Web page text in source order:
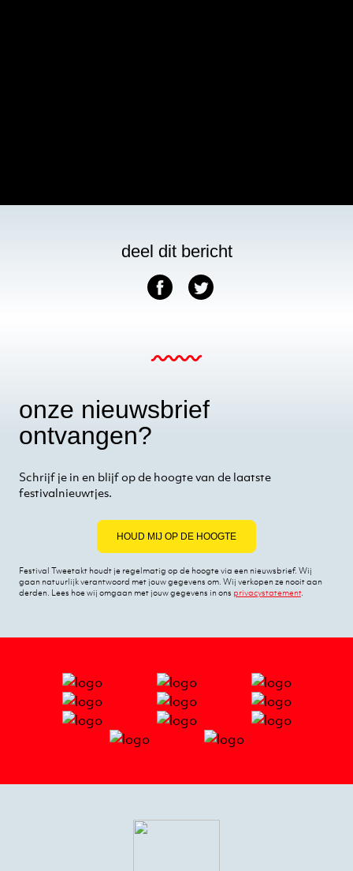
deel dit bericht
onze nieuwsbrief
ontvangen?
Schrijf je in en blijf op de hoogte van de laatste
festivalnieuwtjes.
HOUD MIJ OP DE HOOGTE
Festival Tweetakt houdt je regelmatig op de hoogte via een nieuwsbrief. Wij
gaan natuurlijk verantwoord met jouw gegevens om. Wij verkopen ze nooit aan
derden. Lees hoe wij omgaan met jouw gegevens in ons privacystatement.